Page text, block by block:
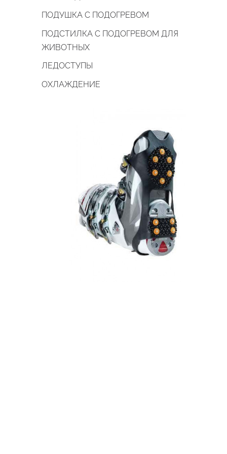
ПОДУШКА С ПОДОГРЕВОМ
ПОДСТИЛКА С ПОДОГРЕВОМ ДЛЯ
ЖИВОТНЫХ
ЛЕДОСТУПЫ
ОХЛАЖДЕНИЕ